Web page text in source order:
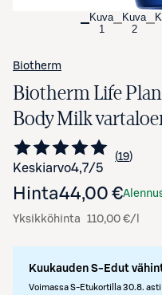
Kuva
1
Kuva
2
Biotherm
Biotherm Life
Body Milk
Keskiarvo4,7/5 Siirry
19
Hinta44,00 €
Yksikköhinta 110,00 €/l
Kuukauden S-Edut
Voimassa S-Etukortilla 30.8.